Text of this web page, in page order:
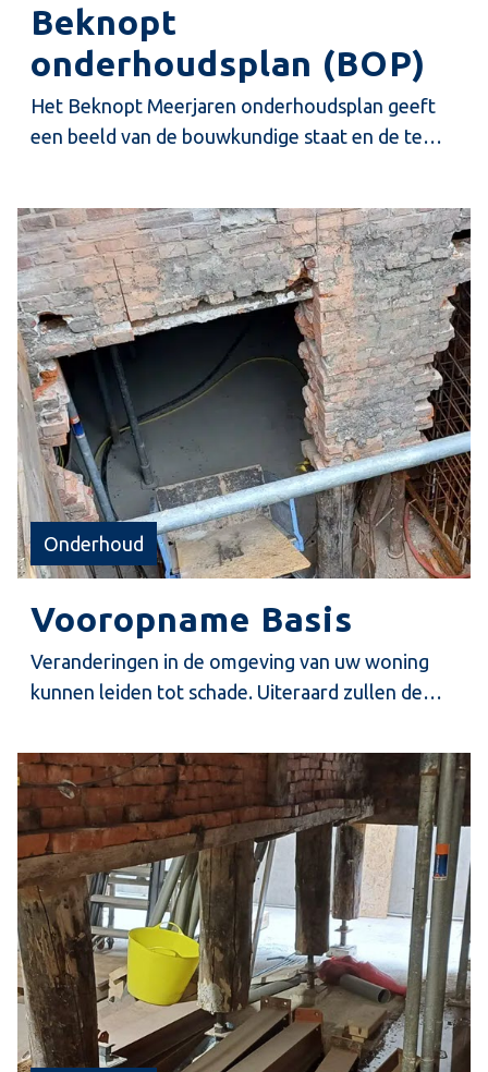
Beknopt
onderhoudsplan (BOP)
Het Beknopt Meerjaren onderhoudsplan geeft
een beeld van de bouwkundige staat en de te
gebouw.
Onderhoud
Vooropname Basis
Veranderingen in de omgeving van uw woning
kunnen leiden tot schade. Uiteraard zullen de
Om achteraf vast te kunnen stellen of er schade
is ontstaan, is het nodig dat vooraf de technische
staat van uw woning is vastgelegd.